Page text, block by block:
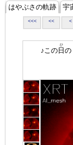
はやぶさの軌跡 宇
<<< << <
♪この日
ひ
の